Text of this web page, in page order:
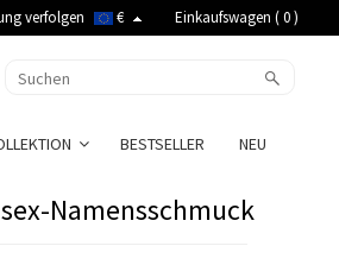
verfolgen € Einkaufswagen (0)
BESTSELLER NEU
Namensschmuck